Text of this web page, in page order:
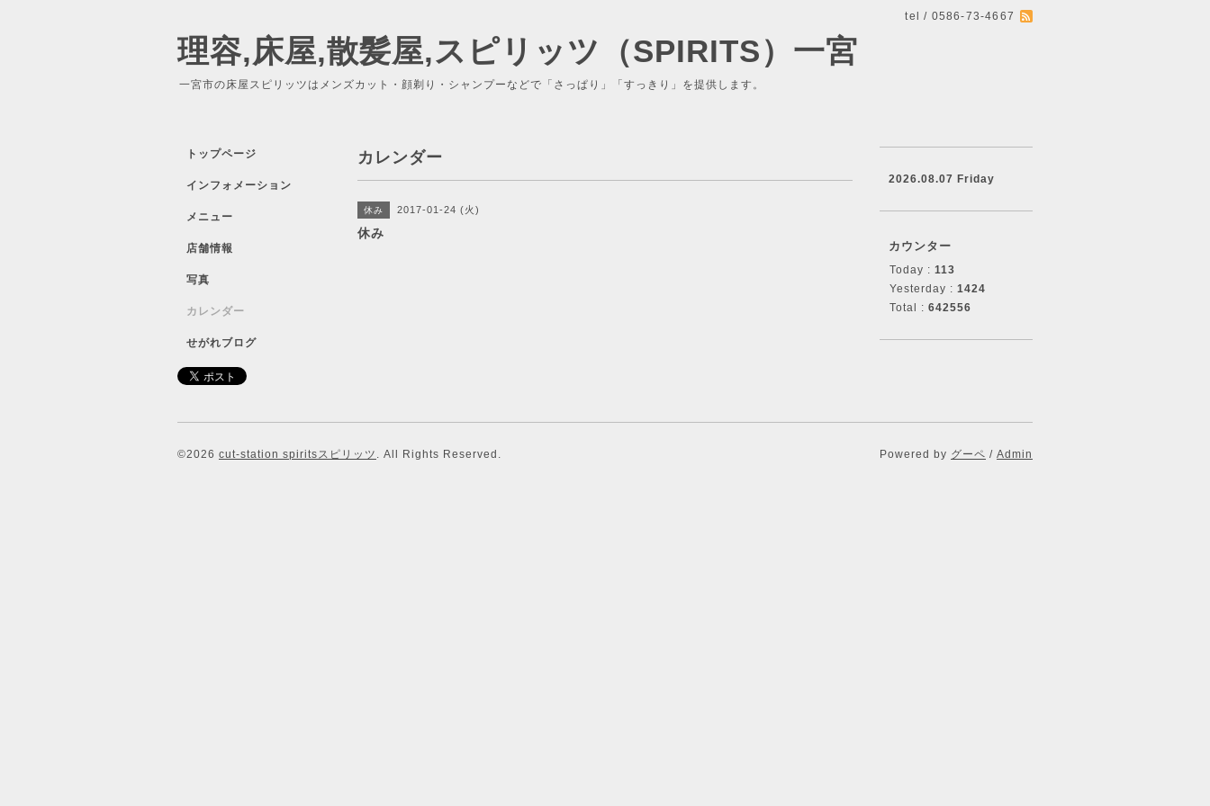
tel / 0586-73-4667
理容,床屋,散髪屋,スピリッツ（SPIRITS）一宮
一宮市の床屋スピリッツはメンズカット・顔剃り・シャンプーなどで「さっぱり」「すっきり」を提供します。
カレンダー
休み 2017-01-24 (火)
休み
トップページ
インフォメーション
メニュー
店舗情報
写真
カレンダー
せがれブログ
2026.08.07 Friday
カウンター
Today : 113
Yesterday : 1424
Total : 642556
©2026 cut-station spiritsスピリッツ . All Rights Reserved. Powered by グーペ / Admin